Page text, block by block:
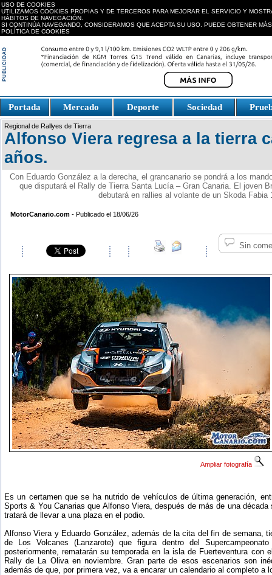
USO DE COOKIES
UTILIZAMOS COOKIES PROPIAS Y DE TERCEROS PARA MEJORAR EL SERVICIO Y
HÁBITOS DE NAVEGACIÓN.
SI CONTINÚA NAVEGANDO, CONSIDERAMOS QUE ACEPTA SU USO. PUEDE OBTENER
POLÍTICA DE COOKIES
Portada Mercado Deporte Sociedad
Fake Watches
replica-
watch.is
Regional de Rallyes de Tierra
Alfonso Viera regresa a la tierra
años.
Con Eduardo González a la derecha, el grancanario se pondrá a los
que disputará el Rally de Tierra Santa Lucía – Gran Canaria. El joven
debutará en rallies al volante de un Skoda Fabia
MotorCanario.com - Publicado el 18/06/26
Sin
Ampliar fotografía
Es un certamen que se ha nutrido de vehículos de última generación,
Sports & You Canarias que Alfonso Viera, después de más de una
tratará de llevar a una plaza en el podio.
Alfonso Viera y Eduardo González, además de la cita del fin de semana,
de Los Volcanes (Lanzarote) que figura dentro del
posteriormente, rematarán su temporada en la isla de Fuerteventura con
Rally de La Oliva en noviembre. Gran parte de esos escenarios son
además de que, por primera vez, va a encarar un calendario al completo a